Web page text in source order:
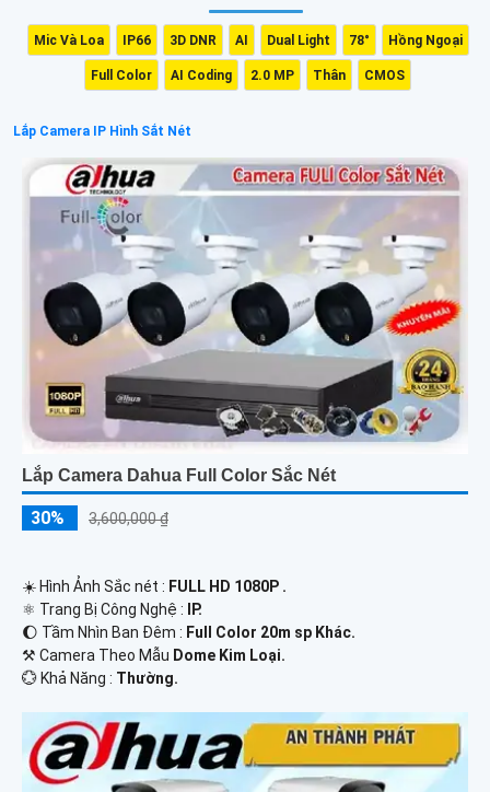
Mic Và Loa IP66 3D DNR AI Dual Light 78° Hồng Ngoại
Full Color AI Coding 2.0 MP Thân CMOS
Lắp Camera IP Hình Sắt Nét
Lắp Camera Dahua Full Color Sắc Nét
30% 3,600,000 ₫
☀️ Hình Ảnh Sắc nét : FULL HD 1080P .
⚛️ Trang Bị Công Nghệ :
IP.
🌔 Tầm Nhìn Ban Đêm : Full Color 20m sp Khác.
⚒ Camera Theo Mẫu Dome Kim Loại.
️💮 Khả Năng : Thường.